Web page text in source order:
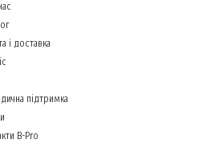
і доставка
підтримка
B-Pro